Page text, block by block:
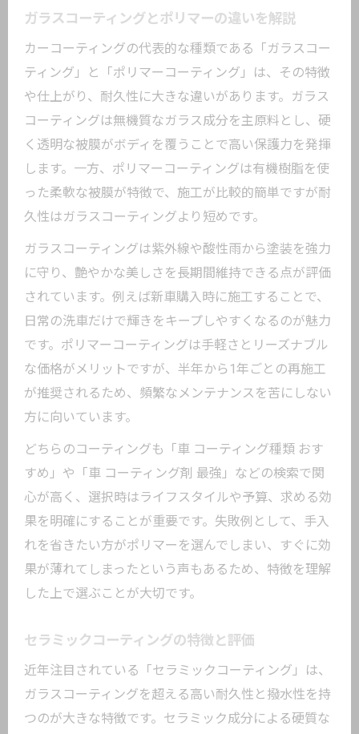
ガラスコーティングとポリマーの違いを解説
カーコーティングの代表的な種類である「ガラスコー
ティング」と「ポリマーコーティング」は、その特徴
や仕上がり、耐久性に大きな違いがあります。ガラス
コーティングは無機質なガラス成分を主原料とし、硬
く透明な被膜がボディを覆うことで高い保護力を発揮
します。一方、ポリマーコーティングは有機樹脂を使
った柔軟な被膜が特徴で、施工が比較的簡単ですが耐
久性はガラスコーティングより短めです。
ガラスコーティングは紫外線や酸性雨から塗装を強力
に守り、艶やかな美しさを長期間維持できる点が評価
されています。例えば新車購入時に施工することで、
日常の洗車だけで輝きをキープしやすくなるのが魅力
です。ポリマーコーティングは手軽さとリーズナブル
な価格がメリットですが、半年から1年ごとの再施工
が推奨されるため、頻繁なメンテナンスを苦にしない
方に向いています。
どちらのコーティングも「車 コーティング種類 おす
すめ」や「車 コーティング剤 最強」などの検索で関
心が高く、選択時はライフスタイルや予算、求める効
果を明確にすることが重要です。失敗例として、手入
れを省きたい方がポリマーを選んでしまい、すぐに効
果が薄れてしまったという声もあるため、特徴を理解
した上で選ぶことが大切です。
セラミックコーティングの特徴と評価
近年注目されている「セラミックコーティング」は、
ガラスコーティングを超える高い耐久性と撥水性を持
つのが大きな特徴です。セラミック成分による硬質な